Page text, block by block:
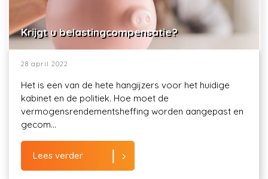
Krijgt u belastingcompensatie?
28 april 2022
Het is een van de hete hangijzers voor het huidige
kabinet en de politiek. Hoe moet de
vermogensrendementsheffing worden aangepast en
gecom...
Lees verder